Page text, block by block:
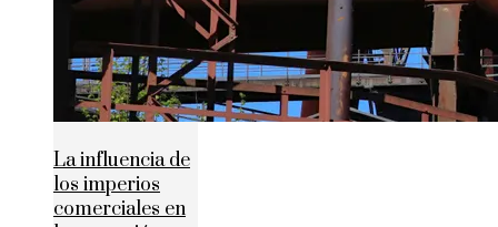
La influencia de
los imperios
comerciales en